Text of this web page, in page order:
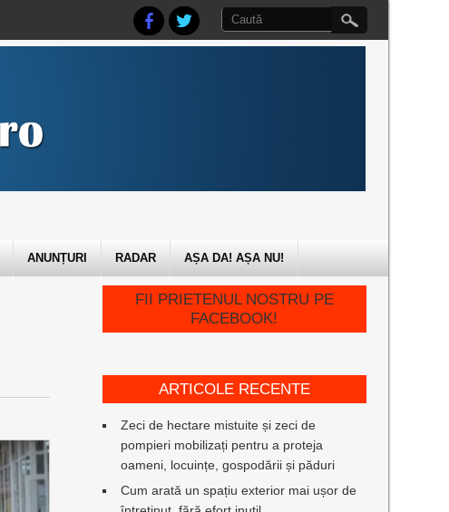
ANUNȚURI RADAR AȘA DA! AȘA NU!
FII PRIETENUL NOSTRU PE
FACEBOOK!
ARTICOLE RECENTE
Zeci de hectare mistuite și zeci de
pompieri mobilizați pentru a proteja
oameni, locuințe, gospodării și păduri
Cum arată un spațiu exterior mai ușor de